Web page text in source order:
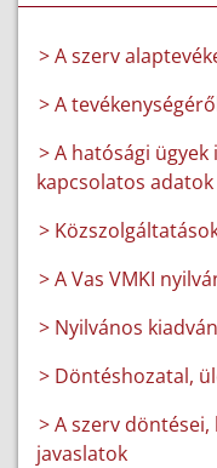
> A szerv
> A
> A hatósági
kapcsolatos adatok
>
> A Vas VMKI
> Nyilvános
> Döntéshozatal,
> A szerv
javaslatok